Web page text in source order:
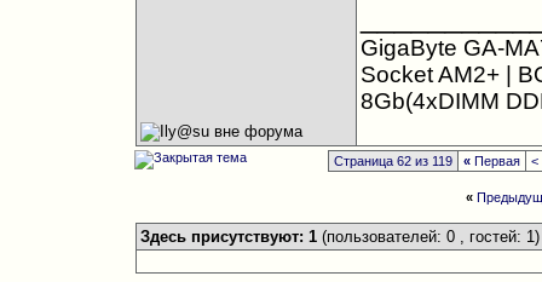
GigaByte GA-
Socket AM2+ |
8Gb(4xDIMM
Страница 62 из 119 « Первая <
«
Здесь присутствуют: 1 (пользователей: 0 , гостей: 1)